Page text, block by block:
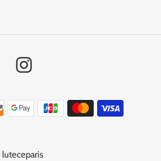
FacebookInstagram
Moyens
de
luteceparis